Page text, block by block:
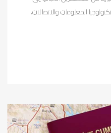
المعلوماتِ والاتصالاتِ،